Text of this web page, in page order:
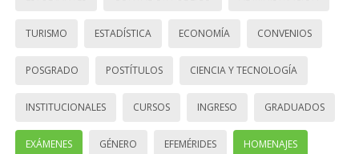
TURISMO ESTADÍSTICA ECONOMÍA CONVENIOS
POSGRADO POSTÍTULOS CIENCIA Y TECNOLOGÍA
INSTITUCIONALES CURSOS INGRESO GRADUADOS
EXÁMENES GÉNERO EFEMÉRIDES HOMENAJES